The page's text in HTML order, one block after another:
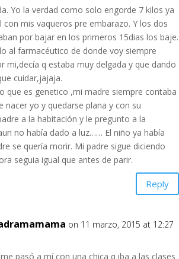
Yo la verdad como solo engorde 7 kilos ya
con mis vaqueros pre embarazo. Y los dos
por bajar en los primeros 15dias los baje.
al farmacéutico de donde voy siempre
mi,decía q estaba muy delgada y que dando
cuidar,jajaja.
que es genetico ,mi madre siempre contaba
nacer yo y quedarse plana y con su
a la habitación y le pregunto a la
no había dado a luz…… El niño ya había
se quería morir. Mi padre sigue diciendo
seguia igual que antes de parir.
Reply
on 11 marzo, 2015 at 12:27
pasó a mí con una chica q iba a las clases